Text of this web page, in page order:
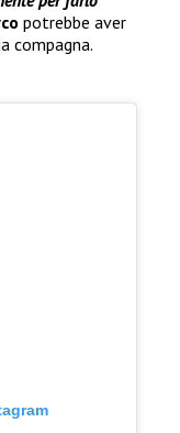
potrebbe aver
compagna.